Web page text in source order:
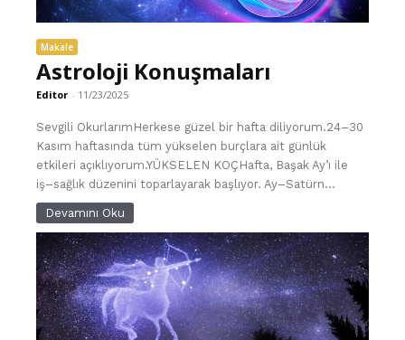
Makale
Astroloji Konuşmaları
Editor - 11/23/2025
Sevgili OkurlarımHerkese güzel bir hafta diliyorum.24–30
Kasım haftasında tüm yükselen burçlara ait günlük
etkileri açıklıyorum.YÜKSELEN KOÇHafta, Başak Ay’ı ile
iş–sağlık düzenini toparlayarak başlıyor. Ay–Satürn...
Devamını Oku